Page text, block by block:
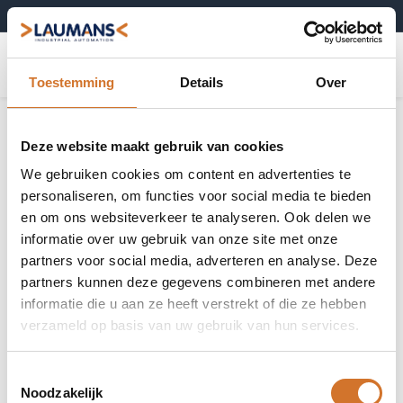
Toestemming Details Over
Deze website maakt gebruik van cookies
We gebruiken cookies om content en advertenties te
personaliseren, om functies voor social media te bieden
en om ons websiteverkeer te analyseren. Ook delen we
informatie over uw gebruik van onze site met onze
partners voor social media, adverteren en analyse. Deze
partners kunnen deze gegevens combineren met andere
informatie die u aan ze heeft verstrekt of die ze hebben
verzameld op basis van uw gebruik van hun services.
Noodzakelijk
0